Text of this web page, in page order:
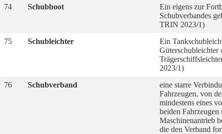
74
Schubboot
Ein eigens zur
Schubverbandes
TRIN 2023/1)
75
Schubleichter
Ein
Güterschubleichter
2023/1)
76
Schubverband
eine starre
Fahrzeugen, von
mindestens eines
beiden Fahrzeugen
Maschinenantrieb
die den Verband